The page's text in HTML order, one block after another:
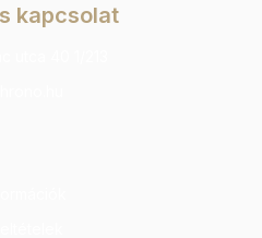
kapcsolat